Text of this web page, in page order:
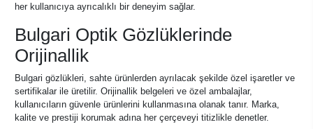
her kullanıcıya ayrıcalıklı bir deneyim sağlar.
Bulgari Optik Gözlüklerinde
Orijinallik
Bulgari gözlükleri, sahte ürünlerden ayrılacak şekilde özel işaretler ve
sertifikalar ile üretilir. Orijinallik belgeleri ve özel ambalajlar,
kullanıcıların güvenle ürünlerini kullanmasına olanak tanır. Marka,
kalite ve prestiji korumak adına her çerçeveyi titizlikle denetler.